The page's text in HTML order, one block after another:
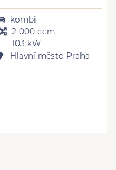
kombi
2 000 ccm,
103 kW
Hlavní město Praha